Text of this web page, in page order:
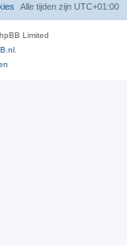
Alle tijden zijn UTC+01:00
Limited